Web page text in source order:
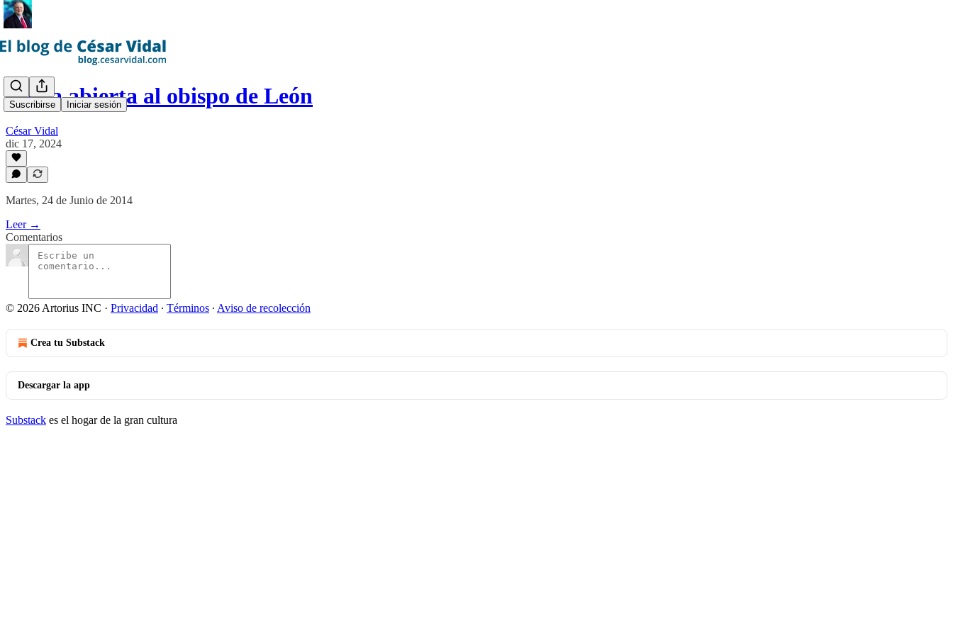
Suscribirse Iniciar sesión
Carta abierta al obispo de León
César Vidal
dic 17, 2024
Martes, 24 de Junio de 2014
Leer →
Comentarios
© 2026 Artorius INC · Privacidad ∙ Términos ∙ Aviso de recolección
Crea tu Substack
Descargar la app
Substack es el hogar de la gran cultura